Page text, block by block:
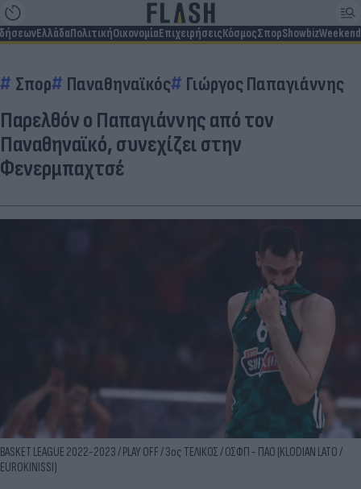
ΕλλάδαΠολιτικήΟικονομίαΕπιχειρήσειςΚόσμοςΣπορShowbizWeekend
Σπορ Παναθηναϊκός Γιώργος Παπαγιάννης
Παρελθόν ο Παπαγιάννης από τον
Παναθηναϊκό, συνεχίζει στην
Φενερμπαχτσέ
BASKET LEAGUE 2022-2023 / PLAY OFF / 3ος ΤΕΛΙΚΟΣ / ΟΣΦΠ - ΠΑΟ (KLODIAN LATO /
EUROKINISSI)